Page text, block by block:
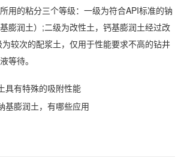
用的粘分三个等级：一级为符合API标准的钠
膨润土）;二级为改性土，钙基膨润土经过改
较次的配浆土，仅用于性能要求不高的钻井
等待。
具有特殊的吸附性能
基膨润土，有哪些应用